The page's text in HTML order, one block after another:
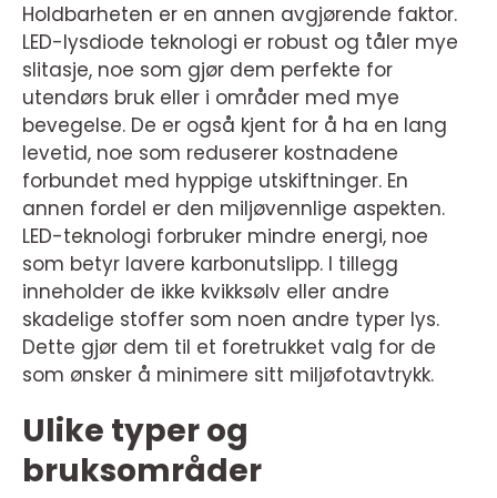
Holdbarheten er en annen avgjørende faktor.
LED-lysdiode teknologi er robust og tåler mye
slitasje, noe som gjør dem perfekte for
utendørs bruk eller i områder med mye
bevegelse. De er også kjent for å ha en lang
levetid, noe som reduserer kostnadene
forbundet med hyppige utskiftninger. En
annen fordel er den miljøvennlige aspekten.
LED-teknologi forbruker mindre energi, noe
som betyr lavere karbonutslipp. I tillegg
inneholder de ikke kvikksølv eller andre
skadelige stoffer som noen andre typer lys.
Dette gjør dem til et foretrukket valg for de
som ønsker å minimere sitt miljøfotavtrykk.
Ulike typer og
bruksområder